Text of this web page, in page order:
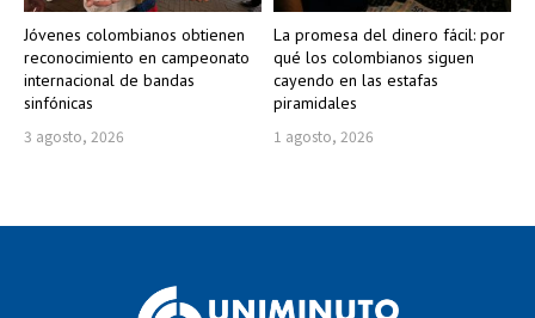
Jóvenes colombianos obtienen
reconocimiento en campeonato
internacional de bandas
sinfónicas
3 agosto, 2026
La promesa del dinero fácil: por
qué los colombianos siguen
cayendo en las estafas
piramidales
1 agosto, 2026